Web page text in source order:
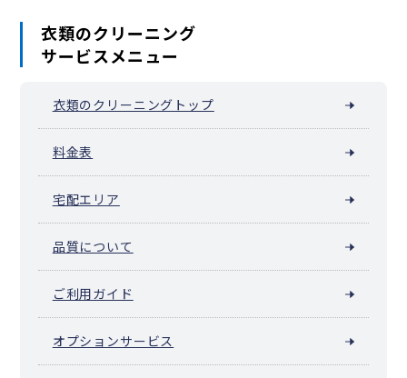
衣類のクリーニング
サービスメニュー
衣類のクリーニングトップ
料金表
宅配エリア
品質について
ご利用ガイド
オプションサービス